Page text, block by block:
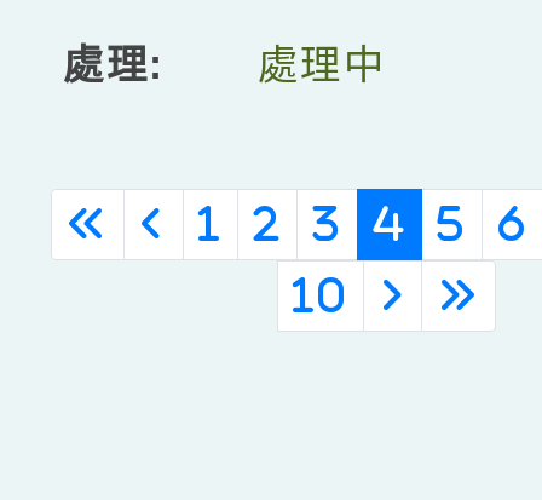
處理中
« ‹ 1 2 3 4 5
6
10
› »